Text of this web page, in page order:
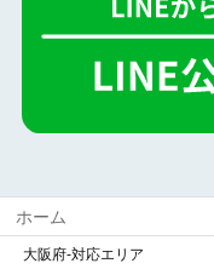
ホーム
大阪府-対応エリア